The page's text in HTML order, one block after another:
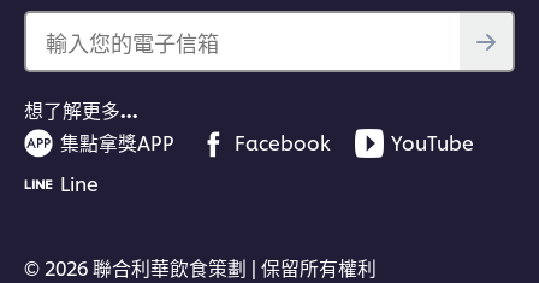
輸入您的電子信箱
想了解更多…
集點拿獎APP
Facebook
YouTube
Line
© 2026 聯合利華飲食策劃 | 保留所有權利